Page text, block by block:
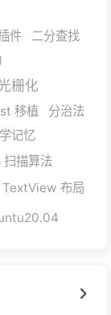
件
二分查找
栅化
移植
分治法
记忆
描算法
TextView 布局